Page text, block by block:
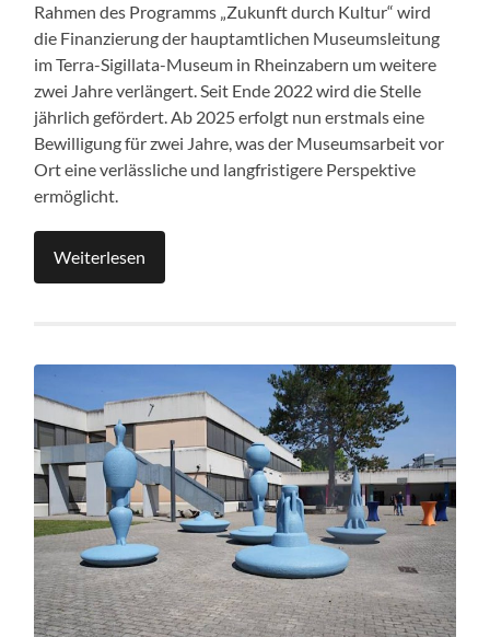
Rahmen des Programms „Zukunft durch Kultur“ wird
die Finanzierung der hauptamtlichen Museumsleitung
im Terra-Sigillata-Museum in Rheinzabern um weitere
zwei Jahre verlängert. Seit Ende 2022 wird die Stelle
jährlich gefördert. Ab 2025 erfolgt nun erstmals eine
Bewilligung für zwei Jahre, was der Museumsarbeit vor
Ort eine verlässliche und langfristigere Perspektive
ermöglicht.
Weiterlesen